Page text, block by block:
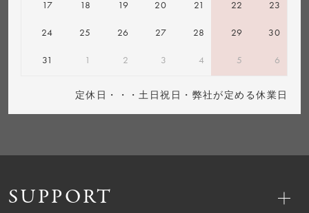
SUPPORT
17 18 19 20 21 22 23
24 25 26 27 28 29 30
31 1 2 3 4 5 6
定休日・・・土日祝日・弊社が定める休業日